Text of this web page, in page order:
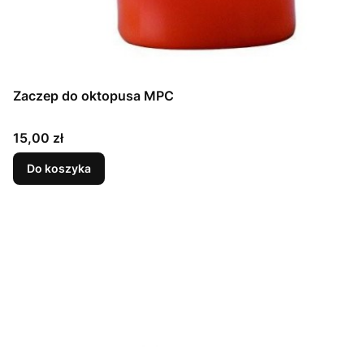
Zaczep do oktopusa MPC
Cena
15,00 zł
Do koszyka